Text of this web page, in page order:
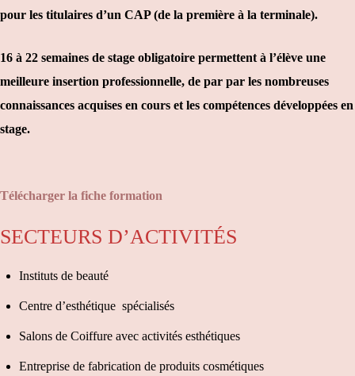
pour les titulaires d’un CAP (de la première à la terminale).
16 à 22 semaines de stage obligatoire permettent à l’élève une
meilleure insertion professionnelle, de par par les nombreuses
connaissances acquises en cours et les compétences développées en
stage.
Télécharger la fiche formation
SECTEURS D’ACTIVITÉS
Instituts de beauté
Centre d’esthétique spécialisés
Salons de Coiffure avec activités esthétiques
Entreprise de fabrication de produits cosmétiques